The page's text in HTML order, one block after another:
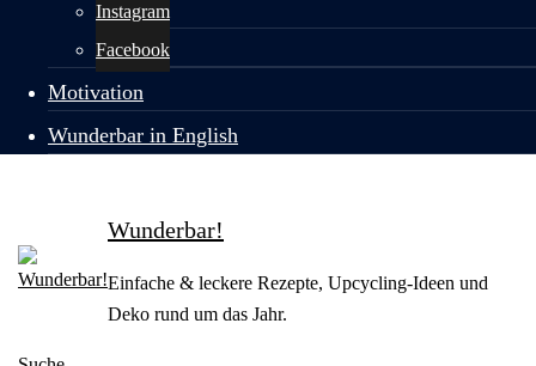
Instagram
Facebook
Motivation
Wunderbar in English
Wunderbar!
Einfache & leckere Rezepte, Upcycling-Ideen und
Deko rund um das Jahr.